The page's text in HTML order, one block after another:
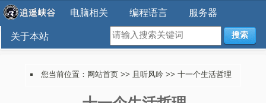
电脑相关 编程语言 服务器
关于本站 搜索
您当前位置： 网站首页 >> 且听风吟 >> 十一个生活哲理